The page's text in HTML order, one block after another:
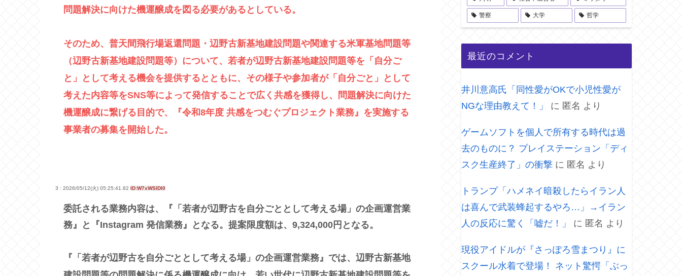
問題解決に向けた機運醸成を図る必要があるとしている。
そのため、普天間飛行場返還問題・辺野古新基地建設問題や関連する米軍基地問題等
（辺野古新基地建設問題等）について、若者が辺野古新基地建設問題等を「自分ご
と」として考える機会を提供するとともに、その様子や参加者が「自分ごと」として
考えた内容等をSNS等によって発信することで広く共感を獲得し、問題解決に向けた
機運醸成に繋げる目的で、『令和8年度 共感をつむぐプロジェクト業務』を実施する
事業者の募集を開始した。
3 : 2026/05/12(火) 05:25:41.82 ID:W7xWSlDl0
委託される業務内容は、『「若者が辺野古を自分ごととして考える場」の企画運営業
務』と『Instagram 発信業務』となる。提案限度額は、9,324,000円となる。
『「若者が辺野古を自分ごととして考える場」の企画運営業務』では、辺野古新基地
警察 大学 哲学
最近のコメント
井川意高氏「同性愛がOKで小児性愛が
NGな理由教えて！」
に 匿名 より
ゲームソフトを個人で所有する時代は過
去のものに？ プレイステーション「ディ
スク生産終了」の衝撃 に 匿名 より
トランプ「ハメネイ暗殺したらイラン人
は喜んで武装蜂起するやろ…」→イラン
人の反応に驚く「嘘だ！」
に 匿名 より
現役アイドルが『さっぽろ雪まつり』に
スクール水着で登場！ ネット驚愕「ぶっ